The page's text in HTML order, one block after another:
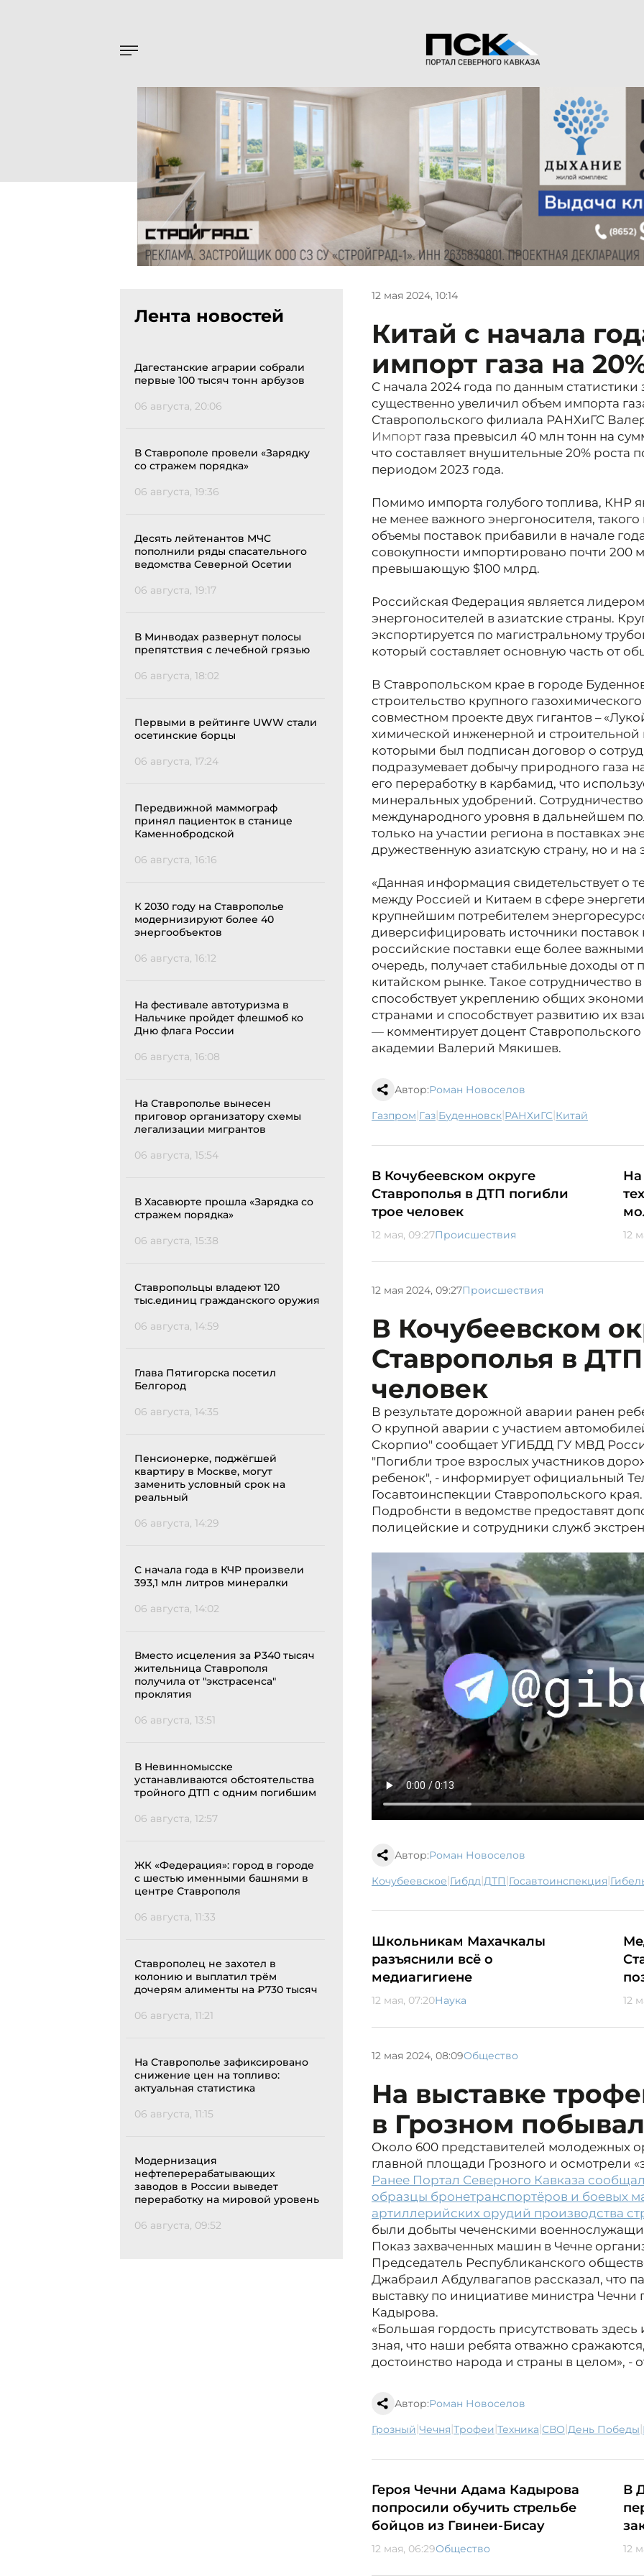
Лента новостей
Дагестанские аграрии собрали
первые 100 тысяч тонн арбузов
06 августа, 20:06
В Ставрополе провели «Зарядку
со стражем порядка»
06 августа, 19:36
Десять лейтенантов МЧС
пополнили ряды спасательного
ведомства Северной Осетии
06 августа, 19:17
В Минводах развернут полосы
препятствия с лечебной грязью
06 августа, 18:02
Первыми в рейтинге UWW стали
осетинские борцы
06 августа, 17:24
Передвижной маммограф
принял пациенток в станице
Каменнобродской
06 августа, 16:16
К 2030 году на Ставрополье
модернизируют более 40
энергообъектов
06 августа, 16:12
На фестивале автотуризма в
Нальчике пройдет флешмоб ко
Дню флага России
06 августа, 16:08
На Ставрополье вынесен
приговор организатору схемы
легализации мигрантов
06 августа, 15:54
В Хасавюрте прошла «Зарядка со
стражем порядка»
06 августа, 15:38
Ставропольцы владеют 120
тыс.единиц гражданского оружия
06 августа, 14:59
Глава Пятигорска посетил
Белгород
06 августа, 14:35
Пенсионерке, поджёгшей
квартиру в Москве, могут
заменить условный срок на
реальный
06 августа, 14:29
С начала года в КЧР произвели
393,1 млн литров минералки
06 августа, 14:02
Вместо исцеления за ₽340 тысяч
жительница Ставрополя
получила от "экстрасенса"
проклятия
06 августа, 13:51
В Невинномысске
устанавливаются обстоятельства
тройного ДТП с одним погибшим
06 августа, 12:57
ЖК «Федерация»: город в городе
с шестью именными башнями в
центре Ставрополя
06 августа, 11:33
Ставрополец не захотел в
колонию и выплатил трём
дочерям алименты на ₽730 тысяч
06 августа, 11:21
На Ставрополье зафиксировано
снижение цен на топливо:
актуальная статистика
06 августа, 11:15
Модернизация
нефтеперерабатывающих
заводов в России выведет
переработку на мировой уровень
06 августа, 09:52
12 мая 2024, 10:14
Китай с начала
импорт газа на
С начала 2024 года по данным
существенно увеличил объем импорта
Ставропольского филиала РАНХиГС
Импорт газа превысил 40 млн тонн на
что составляет внушительные 20% роста
периодом 2023 года.
Помимо импорта голубого топлива, КНР
не менее важного энергоносителя,
объемы поставок прибавили в начале
совокупности импортировано почти 200
превышающую $100 млрд.
Российская Федерация является
энергоносителей в азиатские страны.
экспортируется по магистральному
который составляет основную часть от
В Ставропольском крае в городе
строительство крупного
совместном проекте двух гигантов –
химической инженерной и строительной
которыми был подписан договор о
подразумевает добычу природного газа
его переработку в карбамид, что
минеральных удобрений.
международного уровня в дальнейшем
только на участии региона в поставках
дружественную азиатскую страну, но и
«Данная информация свидетельствует о
между Россией и Китаем в сфере
крупнейшим потребителем
диверсифицировать источники поставок
российские поставки еще более
очередь, получает стабильные доходы
китайском рынке. Такое сотрудничество
способствует укреплению общих
странами и способствует развитию их
— комментирует доцент
академии Валерий Мякишев.
Автор:Роман Новоселов
Газпром| газ| Буденновск| РАНХиГС| Китай
В Кочубеевском округе
Ставрополья в ДТП погибли
трое человек
12 мая, 09:27Происшествия
На
12
12 мая 2024, 09:27Происшествия
В Кочубеевском
Ставрополья в
человек
В результате дорожной аварии ранен
О крупной аварии с участием
Скорпио" сообщает УГИБДД ГУ МВД
"Погибли трое взрослых участников
ребенок", - информирует официальный
Госавтоинспекции Ставропольского края.
Подробнсти в ведомстве предоставят
полицейские и сотрудники служб
Автор:Роман Новоселов
Кочубеевское| гибдд| ДТП | госавтоинспекция|
Школьникам Махачкалы
разъяснили всё о
медиагигиене
12 мая, 07:20Наука 12
12 мая 2024, 08:09Общество
На выставке
в Грозном
Около 600 представителей молодежных
главной площади Грозного и осмотрели
Ранее Портал Северного Кавказа
образцы бронетранспортёров и боевых
артиллерийских орудий производства
были добыты чеченскими
Показ захваченных машин в Чечне
Председатель Республиканского
Джабраил Абдулвагапов рассказал, что
выставку по инициативе министра
Кадырова.
«Большая гордость присутствовать
зная, что наши ребята отважно
достоинство народа и страны в целом», -
Автор:Роман Новоселов
Грозный| Чечня| трофеи| техника| СВО| День Победы|
Героя Чечни Адама Кадырова
попросили обучить стрельбе
бойцов из Гвинеи-Бисау
12 мая, 06:29Общество
В
12